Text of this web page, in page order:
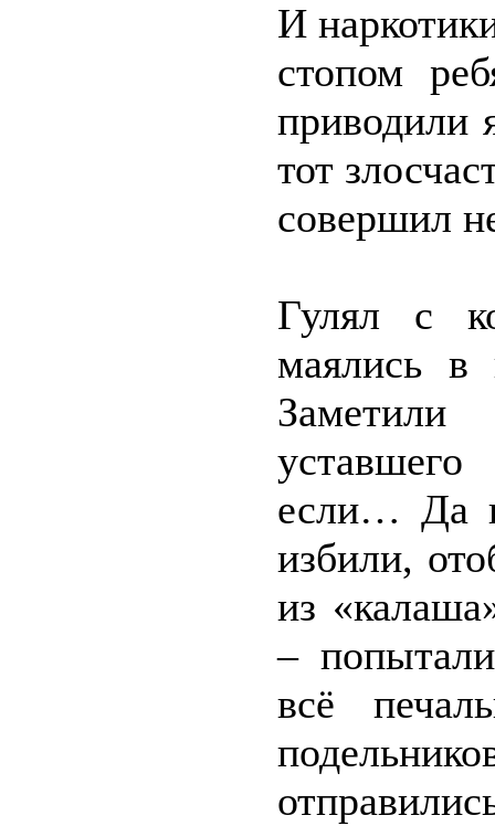
И
стопом
приводили
тот
совершил
Гулял с
маялись в
Заметили
если… Да
избили,
из
–
всё